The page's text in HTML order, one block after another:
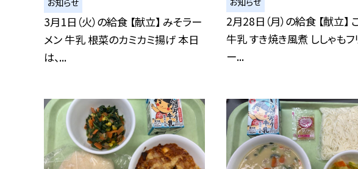
3月1日（火）の給食 【献立】 みそラー
メン 牛乳 根菜のカミカミ揚げ 本日
は、...
2月28日（月）の給食 【献立】
牛乳 すき焼き風煮 ししゃもフ
ー...